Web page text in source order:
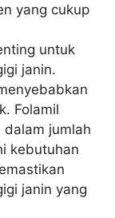
yang cukup
untuk
janin.
Folamil
dalam jumlah
kebutuhan
janin yang